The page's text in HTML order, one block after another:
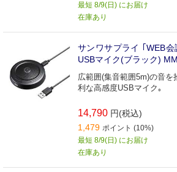
最短 8/9(日) にお届け
在庫あり
サンワサプライ ｢WEB
USBマイク(ブラック)
広範囲(集音範囲5m)の音
利な高感度USBマイク｡
14,790 円(税込)
1,479 ポイント (10%)
最短 8/9(日) にお届け
在庫あり